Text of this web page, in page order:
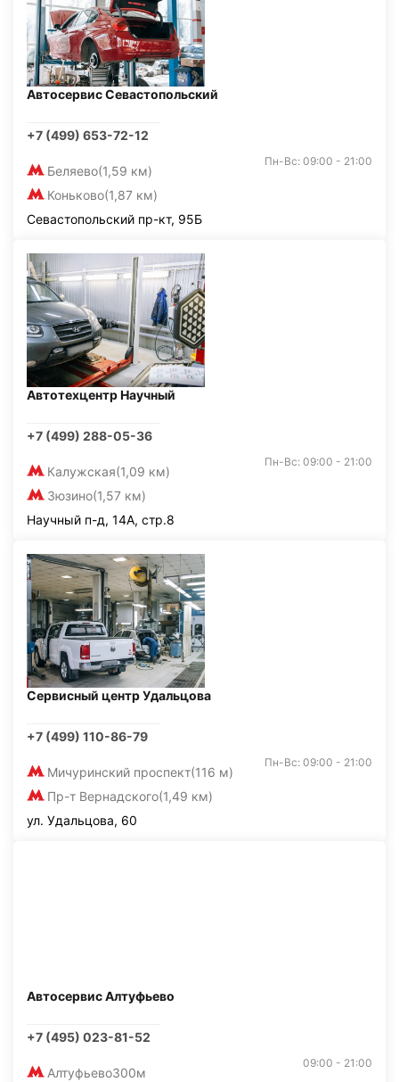
Автосервис Севастопольский
+7 (499) 653-72-12
Беляево(1,59 км)
Коньково(1,87 км)
Пн-Вс: 09:00 - 21:00
Севастопольский пр-кт, 95Б
Автотехцентр Научный
+7 (499) 288-05-36
Калужская(1,09 км)
Зюзино(1,57 км)
Пн-Вс: 09:00 - 21:00
Научный п-д, 14А, стр.8
Сервисный центр Удальцова
+7 (499) 110-86-79
Мичуринский проспект(116 м)
Пр-т Вернадского(1,49 км)
Пн-Вс: 09:00 - 21:00
ул. Удальцова, 60
Автосервис Алтуфьево
+7 (495) 023-81-52
Алтуфьево300м
09:00 - 21:00